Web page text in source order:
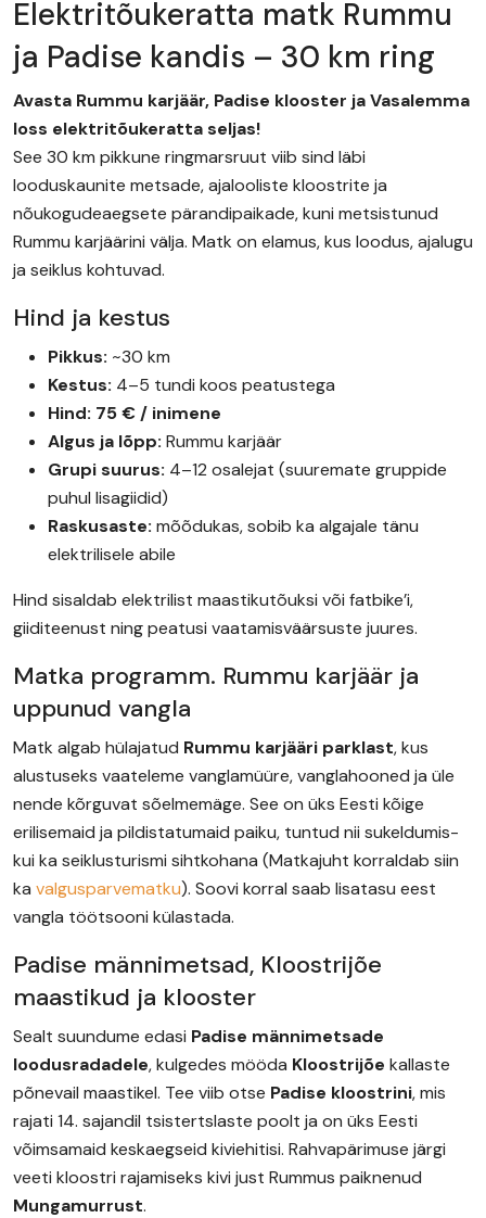
Elektritõukeratta matk Rummu
ja Padise kandis – 30 km ring
Avasta Rummu karjäär, Padise klooster ja Vasalemma
loss elektritõukeratta seljas!
See 30 km pikkune ringmarsruut viib sind läbi
looduskaunite metsade, ajalooliste kloostrite ja
nõukogudeaegsete pärandipaikade, kuni metsistunud
Rummu karjäärini välja. Matk on elamus, kus loodus, ajalugu
ja seiklus kohtuvad.
Hind ja kestus
Pikkus: ~30 km
Kestus: 4–5 tundi koos peatustega
Hind: 75 € / inimene
Algus ja lõpp: Rummu karjäär
Grupi suurus: 4–12 osalejat (suuremate gruppide
puhul lisagiidid)
Raskusaste: mõõdukas, sobib ka algajale tänu
elektrilisele abile
Hind sisaldab elektrilist maastikutõuksi või fatbike’i,
giiditeenust ning peatusi vaatamisväärsuste juures.
Matka programm. Rummu karjäär ja
uppunud vangla
Matk algab hülajatud Rummu karjääri parklast, kus
alustuseks vaateleme vanglamüüre, vanglahooned ja üle
nende kõrguvat sõelmemäge. See on üks Eesti kõige
erilisemaid ja pildistatumaid paiku, tuntud nii sukeldumis-
kui ka seiklusturismi sihtkohana (Matkajuht korraldab siin
ka valgusparvematku). Soovi korral saab lisatasu eest
vangla töötsooni külastada.
Padise männimetsad, Kloostrijõe
maastikud ja klooster
Sealt suundume edasi Padise männimetsade
loodusradadele, kulgedes mööda Kloostrijõe kallaste
põnevail maastikel. Tee viib otse Padise kloostrini, mis
rajati 14. sajandil tsistertslaste poolt ja on üks Eesti
võimsamaid keskaegseid kiviehitisi. Rahvapärimuse järgi
veeti kloostri rajamiseks kivi just Rummus paiknenud
Mungamurrust.